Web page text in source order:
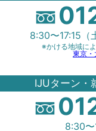
2024年12月10
【終了しました！
レ！お仕事ミニ
のお知らせ！
2024年12月9日
【終了しました！
【就活サイト＆と
動を応援します！
2026年3月11日
[自社PRしたい企
掲載企業＜追加＞
8:30〜17:15（
※かける地域に
東京・
IJUターン・
8:30〜